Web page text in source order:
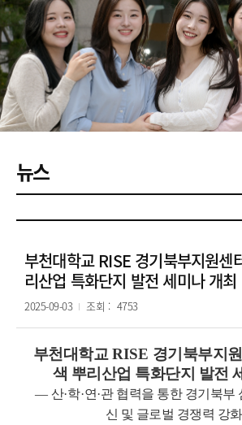
뉴스
부천대학교 RISE 경기북부지원센
리산업 특화단지 발전 세미나 개최
2025-09-03 조회 : 4753
부천대학교 RISE 경기북부지
색 뿌리산업 특화단지 발전
— 산·학·연·관 협력을 통한 경기북부
신 및 글로벌 경쟁력 강